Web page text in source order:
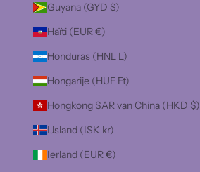
Guyana (GYD $)
Haïti (EUR €)
Honduras (HNL L)
Hongarije (HUF Ft)
Hongkong SAR van China (HKD $)
IJsland (ISK kr)
Ierland (EUR €)